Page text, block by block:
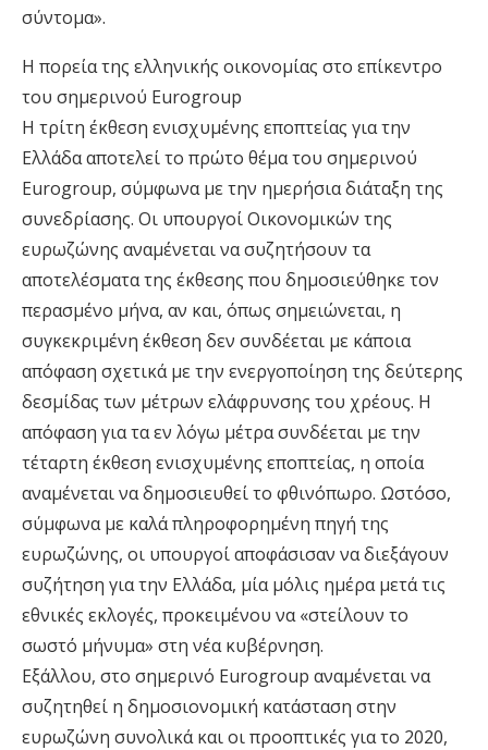
σύντομα».
Η πορεία της ελληνικής οικονομίας στο επίκεντρο
του σημερινού Eurogroup
H τρίτη έκθεση ενισχυμένης εποπτείας για την
Ελλάδα αποτελεί το πρώτο θέμα του σημερινού
Eurogroup, σύμφωνα με την ημερήσια διάταξη της
συνεδρίασης. Οι υπουργοί Οικονομικών της
ευρωζώνης αναμένεται να συζητήσουν τα
αποτελέσματα της έκθεσης που δημοσιεύθηκε τον
περασμένο μήνα, αν και, όπως σημειώνεται, η
συγκεκριμένη έκθεση δεν συνδέεται με κάποια
απόφαση σχετικά με την ενεργοποίηση της δεύτερης
δεσμίδας των μέτρων ελάφρυνσης του χρέους. Η
απόφαση για τα εν λόγω μέτρα συνδέεται με την
τέταρτη έκθεση ενισχυμένης εποπτείας, η οποία
αναμένεται να δημοσιευθεί το φθινόπωρο. Ωστόσο,
σύμφωνα με καλά πληροφορημένη πηγή της
ευρωζώνης, οι υπουργοί αποφάσισαν να διεξάγουν
συζήτηση για την Ελλάδα, μία μόλις ημέρα μετά τις
εθνικές εκλογές, προκειμένου να «στείλουν το
σωστό μήνυμα» στη νέα κυβέρνηση.
Εξάλλου, στο σημερινό Eurogroup αναμένεται να
συζητηθεί η δημοσιονομική κατάσταση στην
ευρωζώνη συνολικά και οι προοπτικές για το 2020,